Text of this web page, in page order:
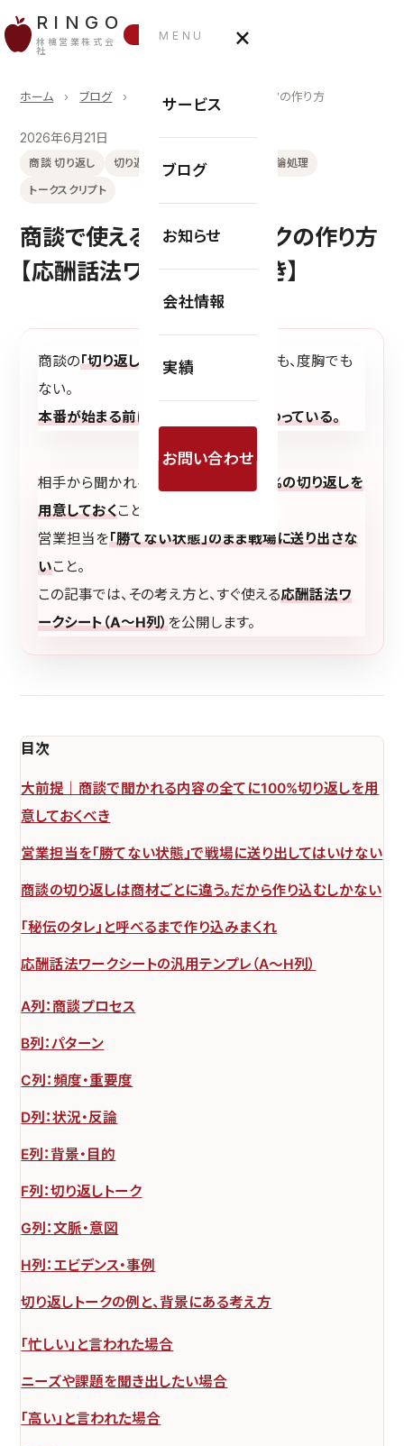
RINGO
林檎営業株式会
社
お問い合わせ
MENU ×
サービス
ブログ
お知らせ
会社情報
実績
お問い合わせ
ホーム › ブログ › 商談で使える切り返しトークの作り方
2026年6月21日
商談 切り返し 切り返しトーク 応酬話法
反論処理
トークスクリプト
商談で使える切り返しトークの作り方
【応酬話法ワークシート付き】
商談の「切り返し」
は、その場のセンスでも、度胸でも
ない。
本番が始まる前に、勝負はほとんど終わっている。
相手から聞かれる内容の
すべてに100%の切り返しを
用意しておくこと。
営業担当を「勝てない状態」のまま戦場に送り出さな
いこと。
この記事では、その考え方と、すぐ使える応酬話法ワ
ークシート（A〜H列）を公開します。
目次
大前提｜商談で聞かれる内容の全てに100%切り返しを用
意しておくべき
営業担当を「勝てない状態」で戦場に送り出してはいけない
商談の切り返しは商材ごとに違う。だから作り込むしかない
「秘伝のタレ」と呼べるまで作り込みまくれ
応酬話法ワークシートの汎用テンプレ（A〜H列）
A列：商談プロセス
B列：パターン
C列：頻度・重要度
D列：状況・反論
E列：背景・目的
F列：切り返しトーク
G列：文脈・意図
H列：エビデンス・事例
切り返しトークの例と、背景にある考え方
「忙しい」と言われた場合
ニーズや課題を聞き出したい場合
「高い」と言われた場合